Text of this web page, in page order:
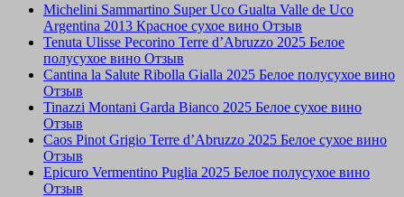
Michelini Sammartino Super Uco Gualta Valle de Uco
Argentina 2013 Красное сухое вино Отзыв
Tenuta Ulisse Pecorino Terre d’Abruzzo 2025 Белое
полусухое вино Отзыв
Cantina la Salute Ribolla Gialla 2025 Белое полусухое вино
Отзыв
Tinazzi Montani Garda Bianco 2025 Белое сухое вино
Отзыв
Caos Pinot Grigio Terre d’Abruzzo 2025 Белое сухое вино
Отзыв
Epicuro Vermentino Puglia 2025 Белое полусухое вино
Отзыв